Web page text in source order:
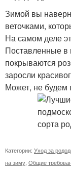
Зимой вы
веточками,
На самом деле
Поставленные в
покрываются
заросли
Может, не будем
Категории: Уход за
на зиму Общие